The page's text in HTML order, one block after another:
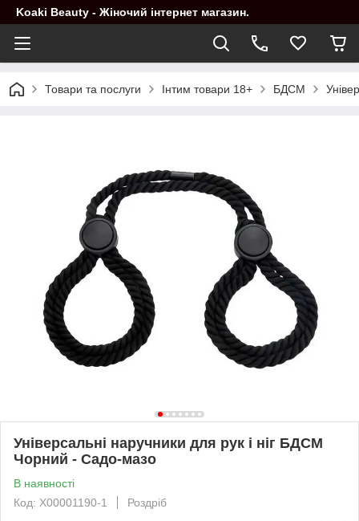
Koaki Beauty - Жіночий інтернет магазин.
Товари та послуги Інтим товари 18+ БДСМ
Універсальні наручники для рук і ніг БДСМ
Чорний - Садо-мазо
В наявності
Код: X00001190-1
Роздріб